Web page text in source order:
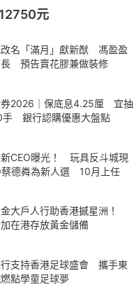
元
名「滿月」獻新猷 馮盈盈
預告賣花膠兼做裝修
券2026｜保底息4.25厘 宜抽
手 銀行認購優惠大盤點
CEO曝光！ 玩具反斗城現
蔡德粦為新人選 10月上任
大戶人行助香港撼星洲！
在港存放黃金儲備
行支持香港足球盛會 攜手東
點學童足球夢